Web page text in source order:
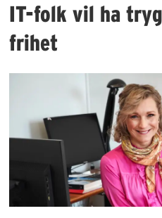
IT-folk vil ha
frihet